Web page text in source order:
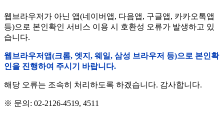
웹브라우저가 아닌 앱(네이버앱, 다음앱, 구글앱, 카카오톡앱
등)으로 본인확인 서비스 이용 시 호환성 오류가 발생하고 있
습니다.
웹브라우저앱(크롬, 엣지, 웨일, 삼성 브라우저 등)으로 본인확
인을 진행하여 주시기 바랍니다.
해당 오류는 조속히 처리하도록 하겠습니다. 감사합니다.
※ 문의: 02-2126-4519, 4511